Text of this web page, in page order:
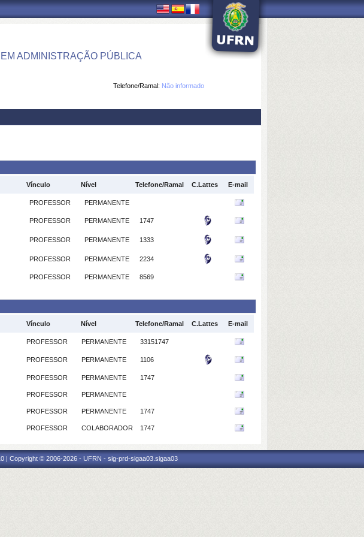
ADMINISTRAÇÃO PÚBLICA
Telefone/Ramal: Não informado
Vínculo Nível Telefone/Ramal C.Lattes E-mail
PROFESSOR PERMANENTE
PROFESSOR PERMANENTE 1747
PROFESSOR PERMANENTE 1333
PROFESSOR PERMANENTE 2234
PROFESSOR PERMANENTE 8569
Vínculo Nível Telefone/Ramal C.Lattes E-mail
PROFESSOR PERMANENTE 33151747
PROFESSOR PERMANENTE 1106
PROFESSOR PERMANENTE 1747
PROFESSOR PERMANENTE
PROFESSOR PERMANENTE 1747
PROFESSOR COLABORADOR 1747
| Copyright © 2006-2026 - UFRN - sig-prd-sigaa03.sigaa03